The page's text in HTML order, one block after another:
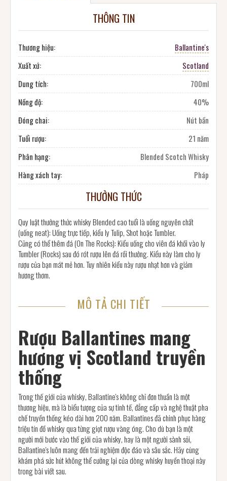
THÔNG TIN
Thương hiệu:
Ballantine's
Xuất xứ:
Scotland
Dung tích:
700ml
Nồng độ:
40%
Đóng chai:
Nút bần
Tuổi rượu:
21 năm
Phân hạng:
Blended Scotch Whisky
Hàng xách tay:
Pháp
THƯỞNG THỨC
Quy luật thưởng thức whisky Blended cao tuổi là uống nguyên chất
(uống neat): Uống trực tiếp, kiểu ly Tulip, Shot hoặc Tumbler.
Cũng có thể thêm đá (On The Rocks): Kiểu uống cho viên đá khối vào ly
Tumbler (Rocks) sau đó rót rượu lên đá rồi thưởng. Kiểu này làm cho ly
rượu của bạn mát mẻ hơn. Tuy nhiên kiểu này rượu nhạt hơn và giảm
hương thơm.
MÔ TẢ CHI TIẾT
Rượu Ballantines mang
hương vị Scotland truyền
thống
Trong thế giới của whisky, Ballantine's không chỉ đơn thuần là một
thương hiệu, mà là biểu tượng của sự tinh tế, đẳng cấp và nghệ thuật pha
chế truyền thống kéo dài hơn 200 năm. Ballantines đã chinh phục hàng
triệu tín đồ whisky qua từng giọt rượu vàng óng. Cho dù bạn là một
người mới bước vào thế giới của whisky, hay là một người sành sỏi,
Ballantine's luôn mang đến trải nghiệm độc đáo và sâu sắc. Hãy cùng
khám phá sức hút không thể cưỡng lại của dòng whisky huyền thoại này
trong bài viết sau.